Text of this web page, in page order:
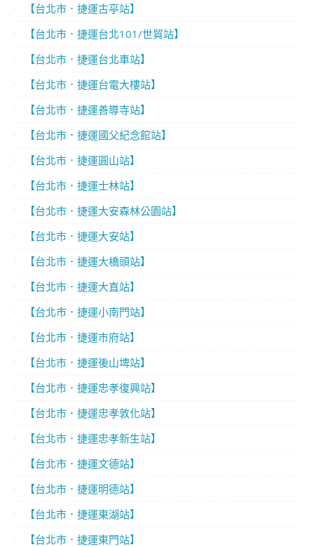
【台北市．捷運古亭站】
【台北市．捷運台北101/世貿站】
【台北市．捷運台北車站】
【台北市．捷運台電大樓站】
【台北市．捷運善導寺站】
【台北市．捷運國父紀念館站】
【台北市．捷運圓山站】
【台北市．捷運士林站】
【台北市．捷運大安森林公園站】
【台北市．捷運大安站】
【台北市．捷運大橋頭站】
【台北市．捷運大直站】
【台北市．捷運小南門站】
【台北市．捷運市府站】
【台北市．捷運後山埤站】
【台北市．捷運忠孝復興站】
【台北市．捷運忠孝敦化站】
【台北市．捷運忠孝新生站】
【台北市．捷運文德站】
【台北市．捷運明德站】
【台北市．捷運東湖站】
【台北市．捷運東門站】